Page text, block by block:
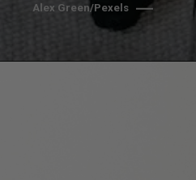
Alex Green/Pexels